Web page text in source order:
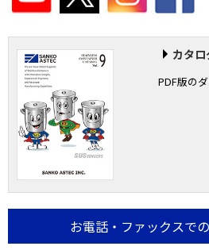
カタ
PDF版の
お電話・ファックスで